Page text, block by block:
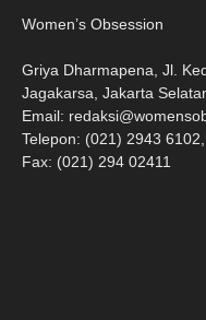
Women’s Obsession
Griya Dharmapena, Jl.
Jagakarsa, Jakarta
Email:
Telepon: (021) 2943
Fax: (021) 294 02411